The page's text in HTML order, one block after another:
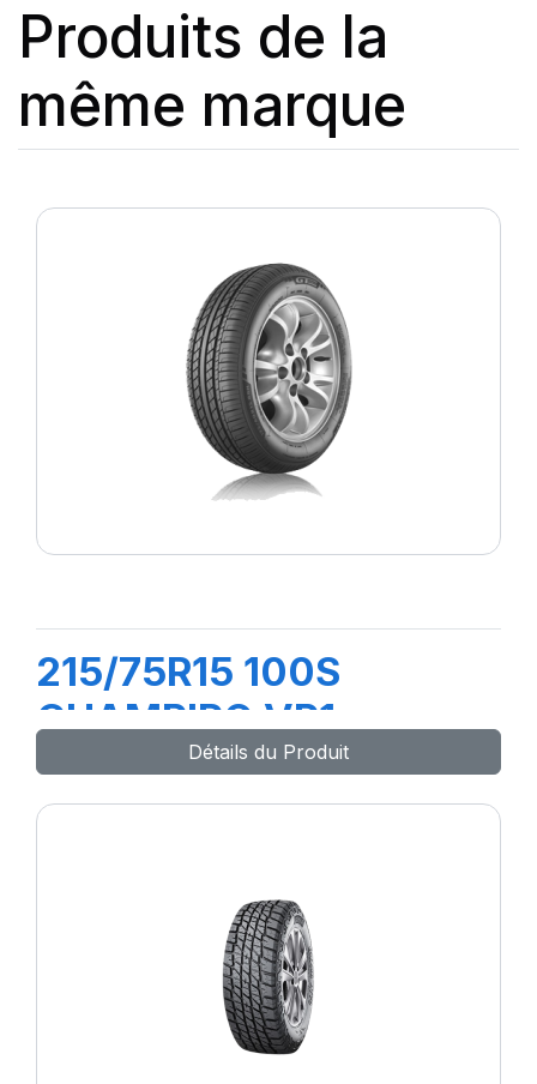
Produits de la
même marque
215/75R15 100S
CHAMPIRO VP1
Détails du Produit